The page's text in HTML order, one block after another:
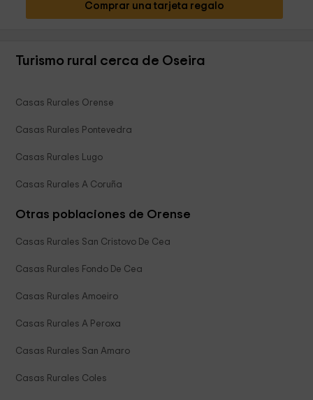
Comprar una tarjeta regalo
Turismo rural cerca de Oseira
Casas Rurales Orense
Casas Rurales Pontevedra
Casas Rurales Lugo
Casas Rurales A Coruña
Otras poblaciones de Orense
Casas Rurales San Cristovo De Cea
Casas Rurales Fondo De Cea
Casas Rurales Amoeiro
Casas Rurales A Peroxa
Casas Rurales San Amaro
Casas Rurales Coles